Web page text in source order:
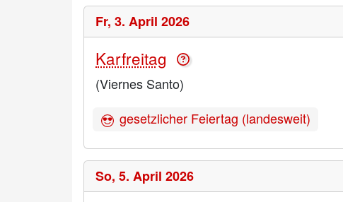
Fr, 3. April 2026
Karfreitag
(Viernes Santo)
gesetzlicher Feiertag (landesweit)
So, 5. April 2026